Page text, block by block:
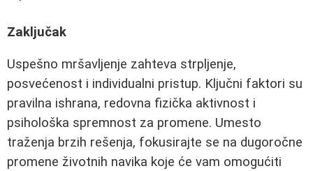
Zaključak
Uspešno mršavljenje zahteva strpljenje,
posvećenost i individualni pristup. Ključni faktori su
pravilna ishrana, redovna fizička aktivnost i
psihološka spremnost za promene. Umesto
traženja brzih rešenja, fokusirajte se na dugoročne
promene životnih navika koje će vam omogućiti